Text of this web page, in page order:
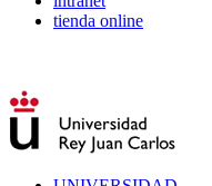
tienda online